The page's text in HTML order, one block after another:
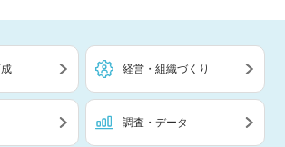
経営・組織づくり
調査・データ